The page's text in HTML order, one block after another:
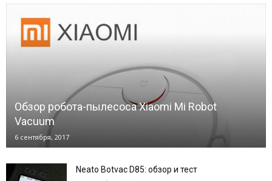
Обзор робота-пылесоса Xiaomi Mi Robot
Vacuum
6 сентября, 2017
Neato Botvac D85: обзор и тест